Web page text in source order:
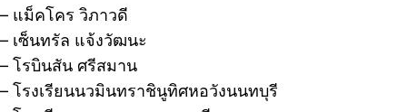
– แม็คโคร วิภาวดี
– เซ็นทรัล แจ้งวัฒนะ
– โรบินสัน ศรีสมาน
– โรงเรียนนวมินทราชินูทิศหอวังนนทบุรี